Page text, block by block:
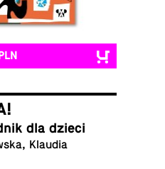
dla dzieci
Klaudia